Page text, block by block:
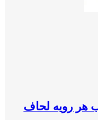
هر رویه لحاف